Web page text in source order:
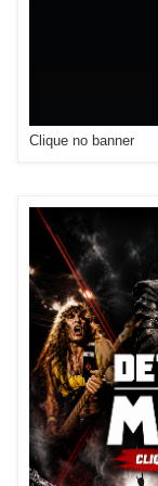
Clique no banner